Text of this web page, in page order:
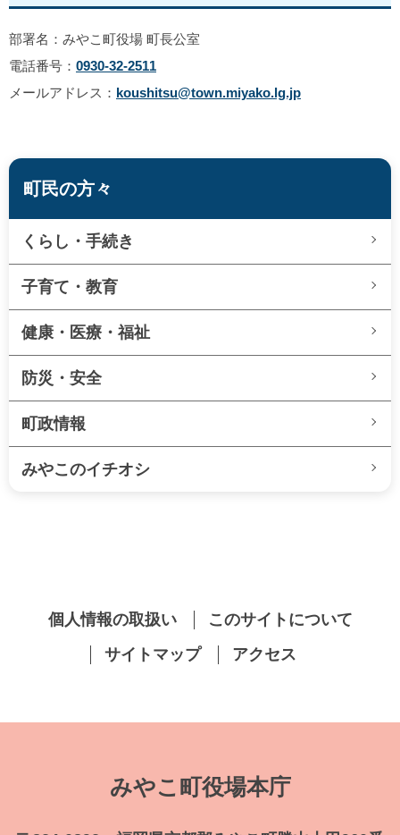
部署名：みやこ町役場 町長公室
電話番号： 0930-32-2511
メールアドレス： koushitsu@town.miyako.lg.jp
町民の方々
くらし・手続き
子育て・教育
健康・医療・福祉
防災・安全
町政情報
みやこのイチオシ
個人情報の取扱い
このサイトについて
サイトマップ
アクセス
みやこ町役場本庁